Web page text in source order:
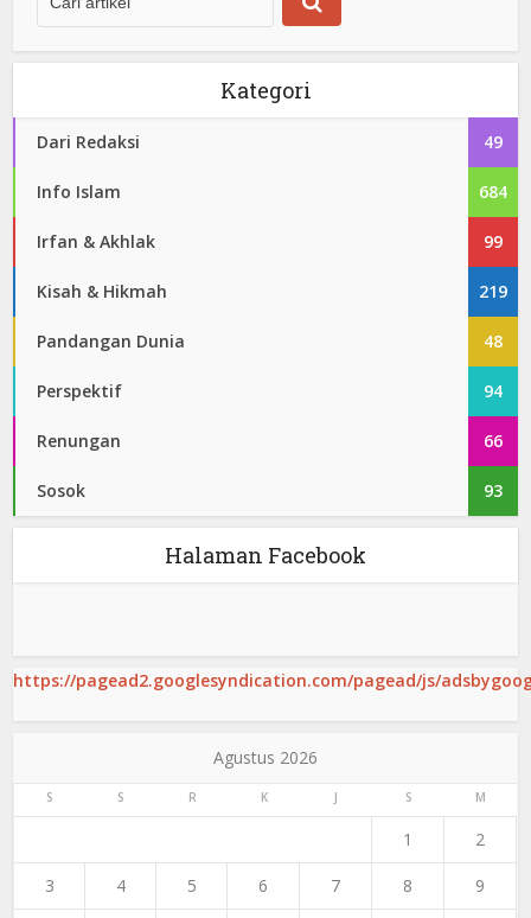
Kategori
Dari Redaksi 49
Info Islam 684
Irfan & Akhlak 99
Kisah & Hikmah 219
Pandangan Dunia 48
Perspektif 94
Renungan 66
Sosok 93
Halaman Facebook
https://pagead2.googlesyndication.com/pagead/js/
Agustus 2026
S S R K J S M
1 2
3 4 5 6 7 8 9